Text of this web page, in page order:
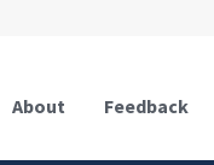
About Feedback